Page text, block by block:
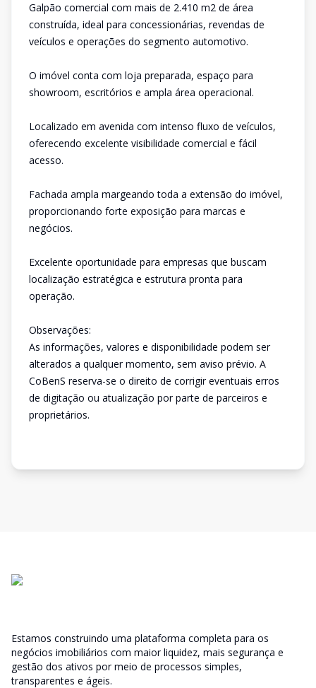
Galpão comercial com mais de 2.410 m2 de área
construída, ideal para concessionárias, revendas de
veículos e operações do segmento automotivo.
O imóvel conta com loja preparada, espaço para
showroom, escritórios e ampla área operacional.
Localizado em avenida com intenso fluxo de veículos,
oferecendo excelente visibilidade comercial e fácil
acesso.
Fachada ampla margeando toda a extensão do imóvel,
proporcionando forte exposição para marcas e
negócios.
Excelente oportunidade para empresas que buscam
localização estratégica e estrutura pronta para
operação.
Observações:
As informações, valores e disponibilidade podem ser
alterados a qualquer momento, sem aviso prévio. A
CoBenS reserva-se o direito de corrigir eventuais erros
de digitação ou atualização por parte de parceiros e
proprietários.
Estamos construindo uma plataforma completa para os
negócios imobiliários com maior liquidez, mais segurança e
gestão dos ativos por meio de processos simples,
transparentes e ágeis.